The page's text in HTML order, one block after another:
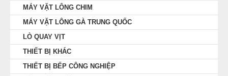
MÁY VẶT LÔNG CHIM
MÁY VẶT LÔNG GÀ TRUNG QUỐC
LÒ QUAY VỊT
THIẾT BỊ KHÁC
THIẾT BỊ BẾP CÔNG NGHIỆP